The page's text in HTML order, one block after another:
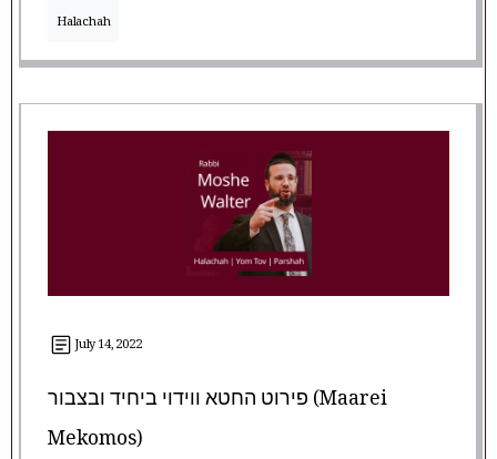
Halachah
July 14, 2022
פירוט החטא ווידוי ביחיד ובצבור (Maarei
Mekomos)